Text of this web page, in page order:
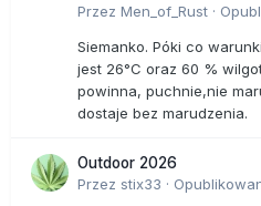
Przez Men_of_Rust ·
Siemanko. Póki co
jest 26°C oraz 60 %
powinna, puchnie,nie
dostaje bez marudzenia.
Outdoor 2026
Przez stix33 ·